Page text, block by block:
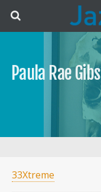
Paula Rae
33Xtreme